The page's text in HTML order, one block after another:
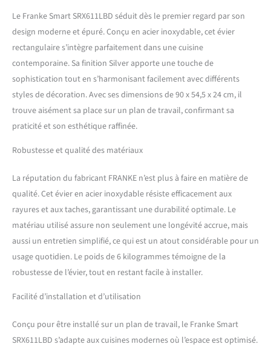
Le Franke Smart SRX611LBD séduit dès le premier regard par son
design moderne et épuré. Conçu en acier inoxydable, cet évier
rectangulaire s’intègre parfaitement dans une cuisine
contemporaine. Sa finition Silver apporte une touche de
sophistication tout en s’harmonisant facilement avec différents
styles de décoration. Avec ses dimensions de 90 x 54,5 x 24 cm, il
trouve aisément sa place sur un plan de travail, confirmant sa
praticité et son esthétique raffinée.
Robustesse et qualité des matériaux
La réputation du fabricant FRANKE n’est plus à faire en matière de
qualité. Cet évier en acier inoxydable résiste efficacement aux
rayures et aux taches, garantissant une durabilité optimale. Le
matériau utilisé assure non seulement une longévité accrue, mais
aussi un entretien simplifié, ce qui est un atout considérable pour un
usage quotidien. Le poids de 6 kilogrammes témoigne de la
robustesse de l’évier, tout en restant facile à installer.
Facilité d’installation et d’utilisation
Conçu pour être installé sur un plan de travail, le Franke Smart
SRX611LBD s’adapte aux cuisines modernes où l’espace est optimisé.